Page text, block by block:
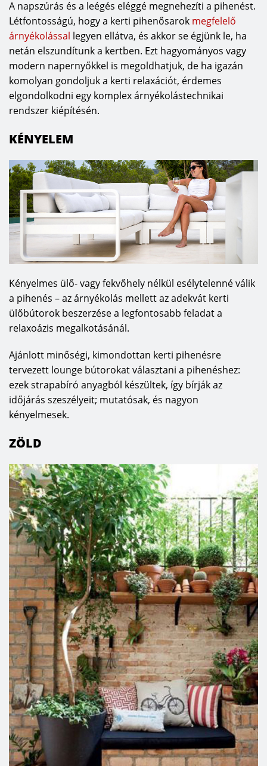
A napszúrás és a leégés eléggé megnehezíti a pihenést.
Létfontosságú, hogy a kerti pihenősarok megfelelő
árnyékolással legyen ellátva, és akkor se égjünk le, ha
netán elszundítunk a kertben. Ezt hagyományos vagy
modern napernyőkkel is megoldhatjuk, de ha igazán
komolyan gondoljuk a kerti relaxációt, érdemes
elgondolkodni egy komplex árnyékolástechnikai
rendszer kiépítésén.
KÉNYELEM
Kényelmes ülő- vagy fekvőhely nélkül esélytelenné válik
a pihenés – az árnyékolás mellett az adekvát kerti
ülőbútorok beszerzése a legfontosabb feladat a
relaxoázis megalkotásánál.
Ajánlott minőségi, kimondottan kerti pihenésre
tervezett lounge bútorokat választani a pihenéshez:
ezek strapabíró anyagból készültek, így bírják az
időjárás szeszélyeit; mutatósak, és nagyon
kényelmesek.
ZÖLD